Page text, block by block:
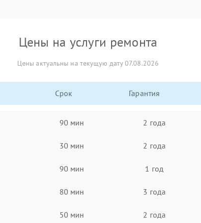
Цены на услуги ремонта
Цены актуальны на текущую дату 07.08.2026
Срок Гарантия
90 мин 2 года
30 мин 2 года
90 мин 1 год
80 мин 3 года
50 мин 2 года